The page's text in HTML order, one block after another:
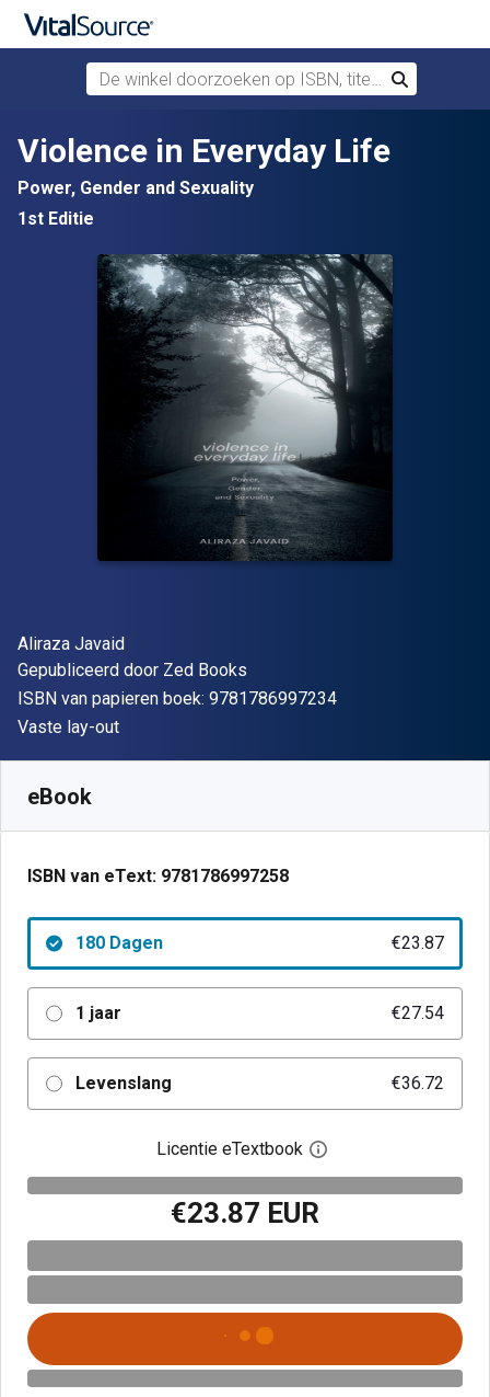
Verdergaan naar belangrijkste inhoud
De winkel doorzoeken op ISBN, titel of auteur
Zoek
Violence in Everyday Life
Power, Gender and Sexuality
1st Editie
Auteur(s)
Aliraza Javaid
Uitgever
Gepubliceerd door Zed Books
ISBN van papieren boek: 9781786997234"ISBN-13
Indeling
Vaste lay-out
eBook
ISBN van eText: 9781786997258
180 Dagen €23.87
1 jaar €27.54
Levenslang €36.72
Licentie eTextbook Open het
€23.87 EUR